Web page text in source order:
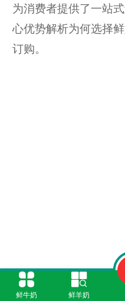
为消费者提供了一站
心优势解析为何选择
订购。
鲜牛奶 鲜羊奶